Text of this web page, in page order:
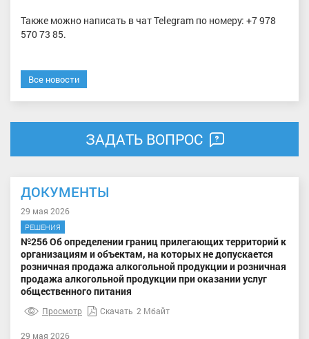
Также можно написать в чат Telegram по номеру: +7 978
570 73 85.
Все новости
ЗАДАТЬ ВОПРОС
ДОКУМЕНТЫ
29 мая 2026
РЕШЕНИЯ
№256 Об определении границ прилегающих территорий к
организациям и объектам, на которых не допускается
розничная продажа алкогольной продукции и розничная
продажа алкогольной продукции при оказании услуг
общественного питания
Просмотр Скачать 2 Мбайт
29 мая 2026